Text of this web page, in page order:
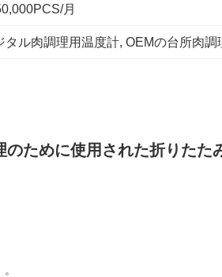
月
タル肉調理用温度計, OEMの台所肉調
のために使用された折りた